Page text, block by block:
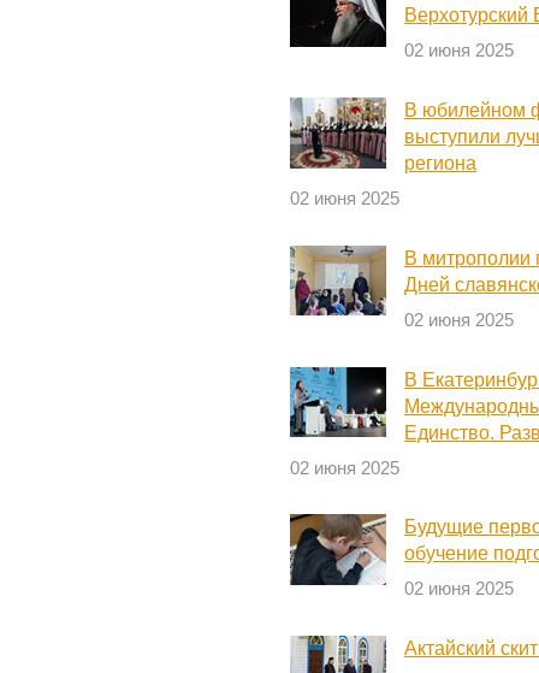
Верхотурский
02 июня 2025
В юбилейном
выступили
региона
02 июня 2025
В митрополии
Дней
02 июня 2025
В
Единство.
02 июня 2025
Будущие
обучение
02 июня 2025
Актайский